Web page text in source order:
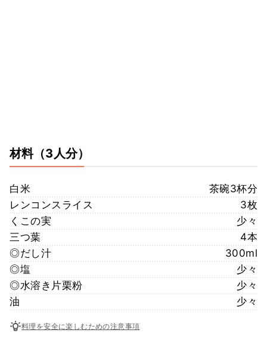
材料（3人分）
白米
茶碗3杯分
レンコンスライス
3枚
くこの実
少々
三つ葉
4本
◎だし汁
300ml
◎塩
少々
◎水溶き片栗粉
少々
油
少々
料理を安全に楽しむための注意事項